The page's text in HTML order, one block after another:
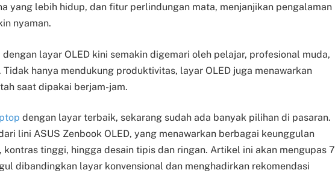
yang lebih hidup, dan fitur perlindungan mata, menjanjikan pengalaman
nyaman.
layar OLED kini semakin digemari oleh pelajar, profesional muda,
hanya mendukung produktivitas, layar OLED juga menawarkan
saat dipakai berjam-jam.
dengan layar terbaik, sekarang sudah ada banyak pilihan di pasaran.
lini ASUS Zenbook OLED, yang menawarkan berbagai keunggulan
kontras tinggi, hingga desain tipis dan ringan. Artikel ini akan mengupas 7
dibandingkan layar konvensional dan menghadirkan rekomendasi